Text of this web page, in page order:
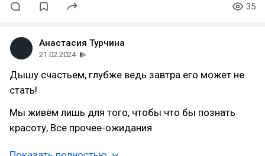
35
Анастасия Турчина
21.02.2024
Дышу счастьем, глубже ведь завтра его может не
стать!
Мы живём лишь для того, чтобы что бы познать
красоту, Все прочее-ожидания